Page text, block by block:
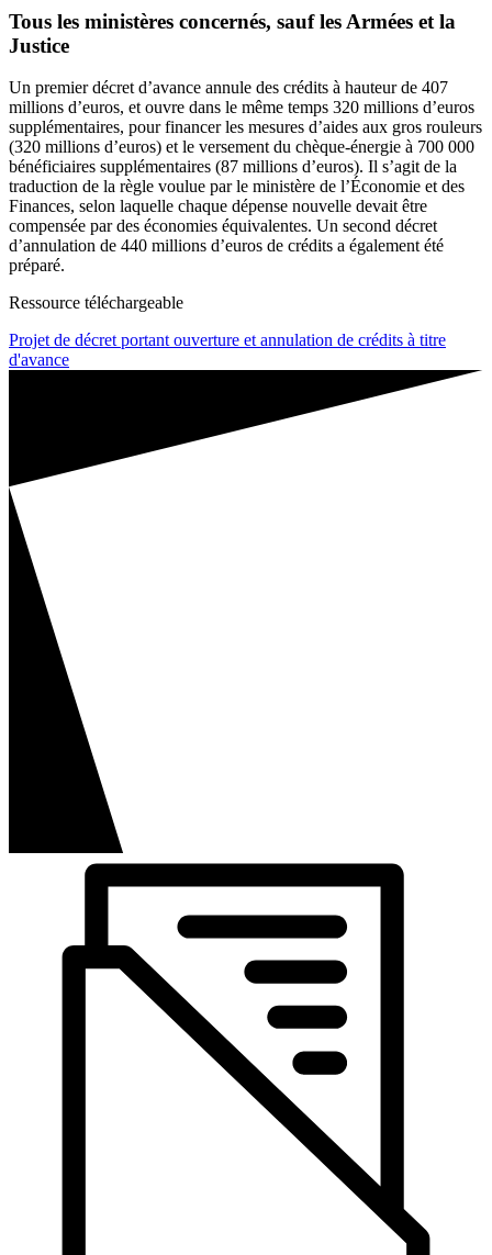
Tous les ministères concernés, sauf les Armées et la
Justice
Un premier décret d’avance annule des crédits à hauteur de 407
millions d’euros, et ouvre dans le même temps 320 millions d’euros
supplémentaires, pour financer les mesures d’aides aux gros rouleurs
(320 millions d’euros) et le versement du chèque-énergie à 700 000
bénéficiaires supplémentaires (87 millions d’euros). Il s’agit de la
traduction de la règle voulue par le ministère de l’Économie et des
Finances, selon laquelle chaque dépense nouvelle devait être
compensée par des économies équivalentes. Un second décret
d’annulation de 440 millions d’euros de crédits a également été
préparé.
Ressource téléchargeable
Projet de décret portant ouverture et annulation de crédits à titre
d'avance